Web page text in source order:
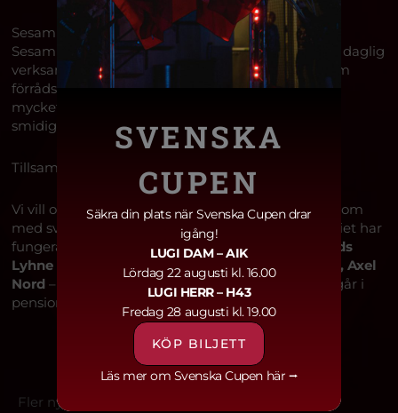
Sesam – Daglig verksamhet
Sesam är ett ovärderligt stöd i vår vardag. Genom daglig
verksamhet bidrar de med praktiska uppgifter som
förrådshantering, beställningar, cafédrift, tvätt och
mycket annat som får vår verksamhet att fungera
smidigt.
Tillsammans är vi ett starkt lag bakom lagen!
Vi vill också passa på att rikta ett stort tack till de som
med svett och kämpatag har bidragit till att kansliet har
fungerat under en skakig omställningsperiod:
Mads
Lyhne Nielsen, Anneli Hovstadius, Emma Fernis, Axel
Nord– och dessutomAlice Jacobsen
, som snart går i
pension.
Fler nyheter
SVENSKA
CUPEN
Säkra din plats när Svenska Cupen drar
igång!
LUGI DAM– AIK
Lördag 22 augusti kl. 16.00
LUGI HERR– H43
Fredag 28 augusti kl. 19.00
KÖP BILJETT
Läs mer om Svenska Cupen här ⭢